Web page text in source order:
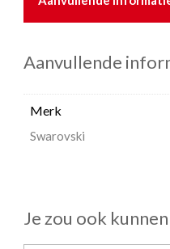
Aanvullende
Merk
Swarovski
Je zou ook